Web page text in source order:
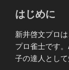
はじめに
新井啓文プロ
プロ雀士です
子の達人として